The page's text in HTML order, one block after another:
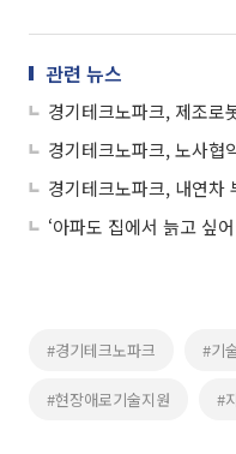
관련 뉴스
‘아파도 집에서 늙고 싶
#경기테크노파크 #기
#현장애로기술지원 #